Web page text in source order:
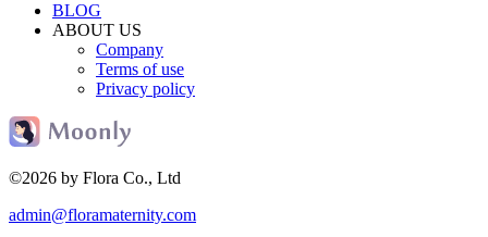
BLOG
ABOUT US
Company
Terms of use
Privacy policy
©2026 by Flora Co., Ltd
admin@floramaternity.com